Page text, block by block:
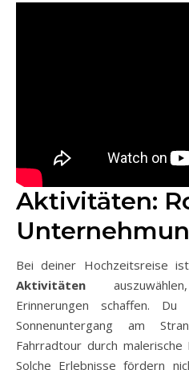
Aktivitäten:
Bei deiner Hochzeitsreise
Aktivitäten
Erinnerungen schaffen.
Sonnenuntergang am
Fahrradtour durch malerische
Solche Erlebnisse fördern